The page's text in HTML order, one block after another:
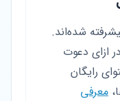
شده‌اند.
ازای دعوت
رایگان
معرفی